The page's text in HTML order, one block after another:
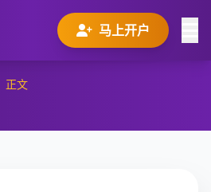
马上开户
正文